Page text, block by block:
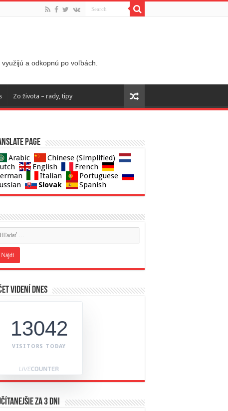
a odkopnú po voľbách.
Zo života – rady, tipy
page
Arabic
Chinese (Simplified)
English
French
Italian
Portuguese
Slovak Spanish
videní dnes
13042
VISITORS TODAY
za 3 dni